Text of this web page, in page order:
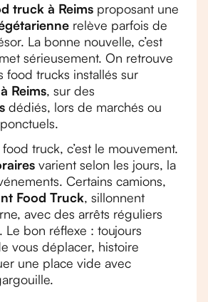
truck à Reims proposant une
relève parfois de
La bonne nouvelle, c’est
sérieusement. On retrouve
food trucks installés sur
Reims, sur des
dédiés, lors de marchés ou
truck, c’est le mouvement.
varient selon les jours, la
Certains camions,
Food Truck, sillonnent
avec des arrêts réguliers
Le bon réflexe : toujours
vous déplacer, histoire
une place vide avec